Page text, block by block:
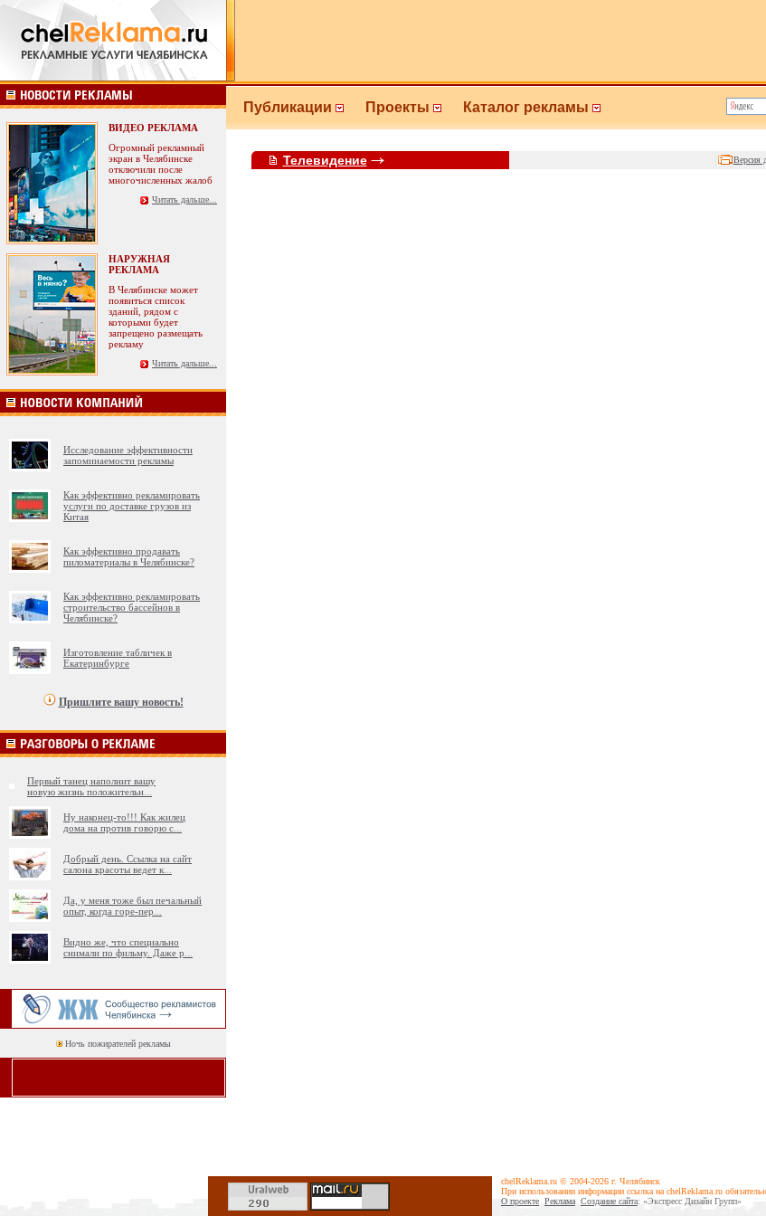
ВИДЕО РЕКЛАМА
Огромный рекламный
экран в Челябинске
отключили после
многочисленных жалоб
Читать дальше...
НАРУЖНАЯ
РЕКЛАМА
В Челябинске может
появиться список
зданий, рядом с
которыми будет
запрещено размещать
рекламу
Читать дальше...
Исследование эффективности
запоминаемости рекламы
Как эффективно рекламировать
услуги по доставке грузов из
Китая
Как эффективно продавать
пиломатериалы в Челябинске?
Как эффективно рекламировать
строительство бассейнов в
Челябинске?
Изготовление табличек в
Екатеринбурге
Пришлите вашу новость!
Первый танец наполнит вашу
новую жизнь положительн
Ну наконец-то!!! Как жилец
дома на против говорю с
Добрый день. Ссылка на сайт
салона красоты ведет к
Да, у меня тоже был печальный
опыт, когда горе-пер
Видно же, что специально
снимали по фильму. Даже р
Ночь пожирателей рекламы
Публикации Проекты Каталог рекламы
Телевидение Версия
chelReklama.ru © 2004-2026 г. Челябинск
При использовании информации ссылка на chelReklama.ru
О проекте Реклама Cоздание сайта: «Экспресс Дизайн Групп»